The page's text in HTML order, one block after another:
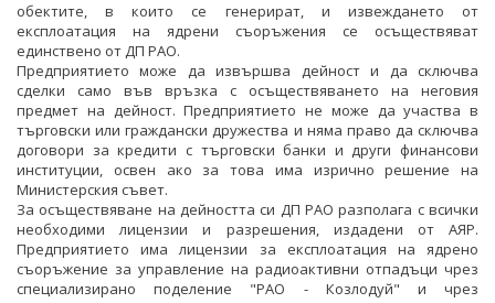
обектите, в които се генерират, и извеждането от
експлоатация на ядрени съоръжения се осъществяват
единствено от ДП РАО.
Предприятието може да извършва дейност и да сключва
сделки само във връзка с осъществяването на неговия
предмет на дейност. Предприятието не може да участва в
търговски или граждански дружества и няма право да сключва
договори за кредити с търговски банки и други финансови
институции, освен ако за това има изрично решение на
Министерския съвет.
За осъществяване на дейността си ДП РАО разполага с всички
необходими лицензии и разрешения, издадени от АЯР.
Предприятието има лицензии за експлоатация на ядрено
съоръжение за управление на радиоактивни отпадъци чрез
специализирано поделение "РАО - Козлодуй" и чрез